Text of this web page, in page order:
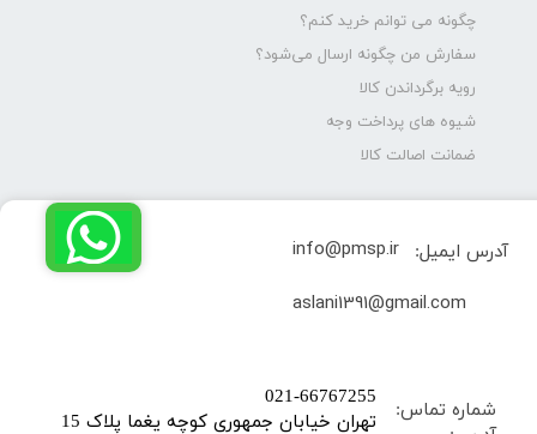
چگونه می توانم خرید کنم؟
سفارش من چگونه ارسال می‌شود؟
رویه برگرداندن کالا
شیوه های پرداخت وجه
ضمانت اصالت کالا
شماره تماس:
​021-66767255
تهران خیابان جمهوری کوچه یغما پلاک 15
آدرس ایمیل:
info@pmsp.ir
​aslani1391@gmail.com